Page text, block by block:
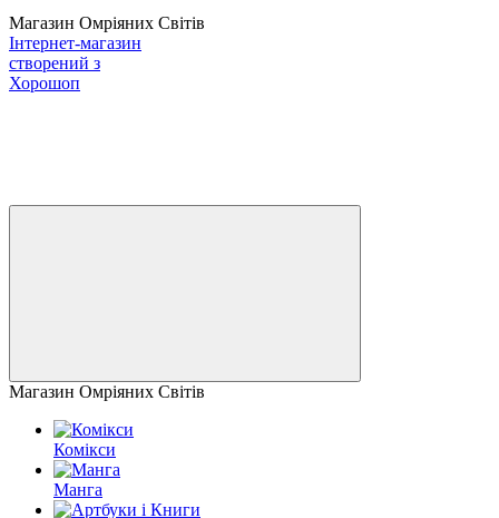
Магазин Омріяних Світів
Інтернет-магазин
створений з
Хорошоп
Магазин Омріяних Світів
Комікси
Манга